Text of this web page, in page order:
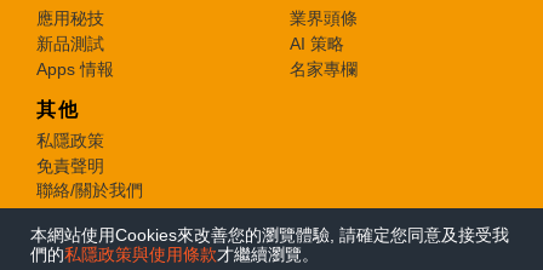
本網站使用Cookies來改善您的瀏覽體驗, 請確定您同意及接受我
們的私隱政策與使用條款才繼續瀏覽。
應用秘技
新品測試
Apps 情報
業界頭條
AI 策略
名家專欄
其他
私隱政策
免責聲明
聯絡/關於我們
© 2026 e-zone. All Rights Reserved.